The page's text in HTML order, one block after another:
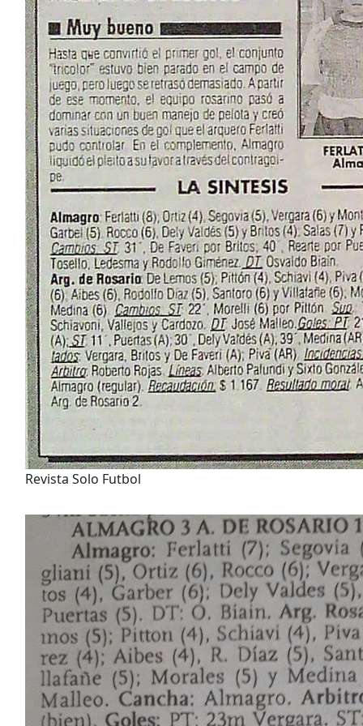
Revista Solo Futbol